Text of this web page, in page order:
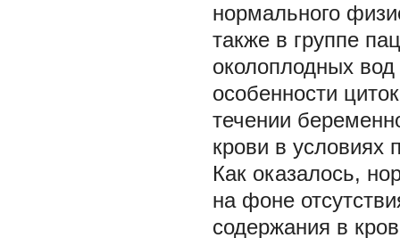
нормального
также в группе
околоплодных
особенности
течении
крови в условиях
Как оказалось,
на фоне
содержания в